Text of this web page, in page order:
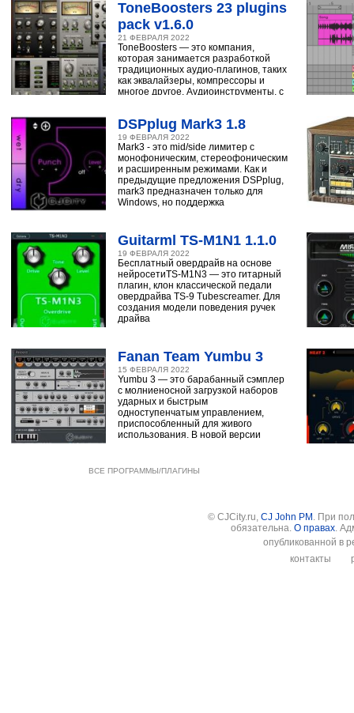
ToneBoosters 23 plugins
pack v1.6.0
21 ФЕВРАЛЯ 2022
ToneBoosters — это компания,
которая занимается разработкой
традиционных аудио-плагинов, таких
как эквалайзеры, компрессоры и
многое другое. Аудиоинструменты, с
DSPplug Mark3 1.8
19 ФЕВРАЛЯ 2022
Mark3 - это mid/side лимитер с
монофоническим, стереофоническим
и расширенным режимами. Как и
предыдущие предложения DSPplug,
mark3 предназначен только для
Windows, но поддержка
Guitarml TS-M1N1 1.1.0
19 ФЕВРАЛЯ 2022
Бесплатный овердрайв на основе
нейросетиTS-M1N3 — это гитарный
плагин, клон классической педали
овердрайва TS-9 Tubescreamer. Для
создания модели поведения ручек
драйва
Fanan Team Yumbu 3
15 ФЕВРАЛЯ 2022
Yumbu 3 — это барабанный сэмплер
с молниеносной загрузкой наборов
ударных и быстрым
одноступенчатым управлением,
приспособленный для живого
использования. В новой версии
ВСЕ ПРОГРАММЫ/ПЛАГИНЫ
© CJCity.ru, CJ John PM . При
обязательна. О правах.
опубликованной в
контакты